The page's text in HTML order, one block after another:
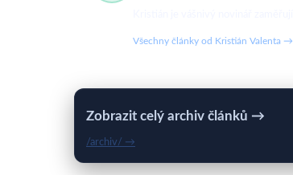
Všechny články od Kristián Valenta →
Zobrazit celý archiv článků →
/archiv/ →